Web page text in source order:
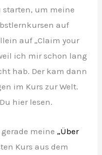
starten, um meine
auf
auf „Claim your
ich mir schon lang
hab. Der kam dann
im Kurs zur Welt.
hier lesen.
meine „Über
Kurs aus dem